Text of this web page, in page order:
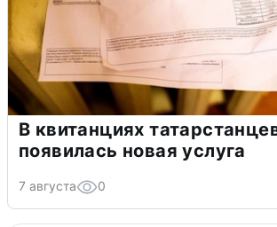
В квитанциях
появилась новая услуга
7 августа 0